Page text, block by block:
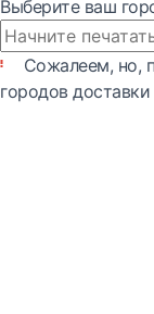
Выберите ваш
Сожалеем, но,
городов доставки